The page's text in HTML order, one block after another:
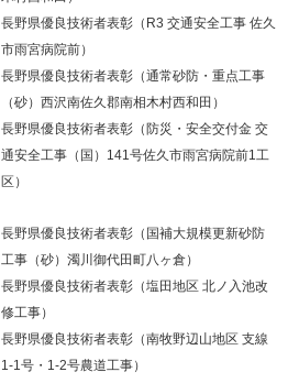
長野県優良技術者表彰（R3 交通安全工事 佐久
市雨宮病院前）
長野県優良技術者表彰（通常砂防・重点工事
（砂）西沢南佐久郡南相木村西和田）
長野県優良技術者表彰（防災・安全交付金 交
通安全工事（国）141号佐久市雨宮病院前1工
区）
長野県優良技術者表彰（国補大規模更新砂防
工事（砂）濁川御代田町八ヶ倉）
長野県優良技術者表彰（塩田地区 北ノ入池改
修工事）
長野県優良技術者表彰（南牧野辺山地区 支線
1-1号・1-2号農道工事）